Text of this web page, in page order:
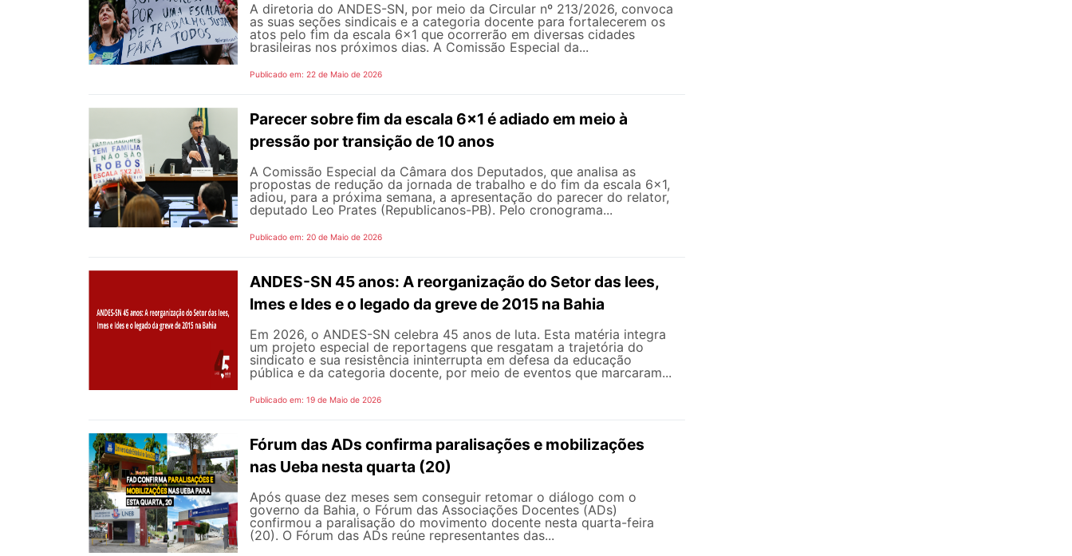
A diretoria do ANDES-SN, por meio da Circular nº 213/2026, convoca
as suas seções sindicais e a categoria docente para fortalecerem os
atos pelo fim da escala 6x1 que ocorrerão em diversas cidades
brasileiras nos próximos dias. A Comissão Especial da...
Publicado em: 22 de Maio de 2026
Parecer sobre fim da escala 6x1 é adiado em meio à
pressão por transição de 10 anos
A Comissão Especial da Câmara dos Deputados, que analisa as
propostas de redução da jornada de trabalho e do fim da escala 6x1,
adiou, para a próxima semana, a apresentação do parecer do relator,
deputado Leo Prates (Republicanos-PB). Pelo cronograma...
Publicado em: 20 de Maio de 2026
ANDES-SN 45 anos: A reorganização do Setor das Iees,
Imes e Ides e o legado da greve de 2015 na Bahia
Em 2026, o ANDES-SN celebra 45 anos de luta. Esta matéria integra
um projeto especial de reportagens que resgatam a trajetória do
sindicato e sua resistência ininterrupta em defesa da educação
pública e da categoria docente, por meio de eventos que marcaram...
Publicado em: 19 de Maio de 2026
Fórum das ADs confirma paralisações e mobilizações
nas Ueba nesta quarta (20)
Após quase dez meses sem conseguir retomar o diálogo com o
governo da Bahia, o Fórum das Associações Docentes (ADs)
confirmou a paralisação do movimento docente nesta quarta-feira
(20). O Fórum das ADs reúne representantes das...